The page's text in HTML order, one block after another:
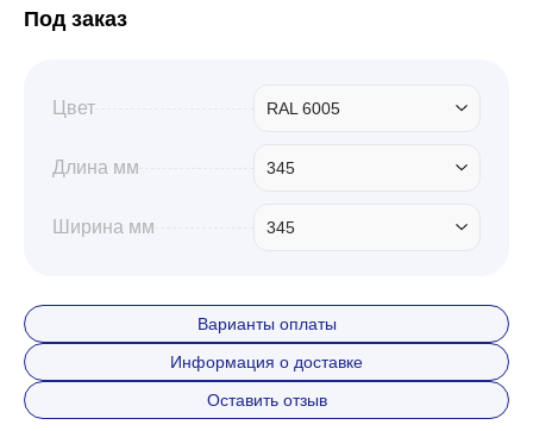
Другие товары
Под заказ
Цвет RAL 6005
Длина мм 345
Ширина мм 345
Варианты оплаты
Информация о доставке
Оставить отзыв